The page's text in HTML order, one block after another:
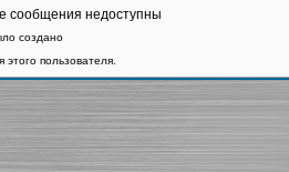
сообщения недоступны
создано
этого пользователя.